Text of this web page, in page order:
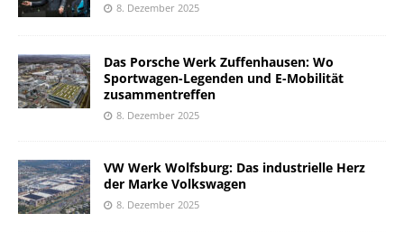
8. Dezember 2025
Das Porsche Werk Zuffenhausen: Wo
Sportwagen-Legenden und E-Mobilität
zusammentreffen
8. Dezember 2025
VW Werk Wolfsburg: Das industrielle Herz
der Marke Volkswagen
8. Dezember 2025